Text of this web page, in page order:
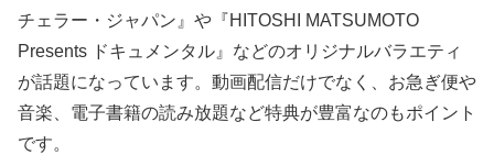
チェラー・ジャパン』や『HITOSHI MATSUMOTO
Presents ドキュメンタル』などのオリジナルバラエティ
が話題になっています。動画配信だけでなく、お急ぎ便や
音楽、電子書籍の読み放題など特典が豊富なのもポイント
です。